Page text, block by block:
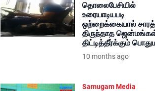
தொலைபேசியில்
உரையாடியபடி
ஒற்றைக்கையால்
திருந்தாத
திட்டித்தீர்க்கும்
10 months ago
Samugam Media